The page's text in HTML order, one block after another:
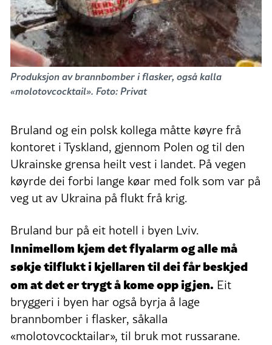
Produksjon av brannbomber i flasker, også kalla
«molotovcocktail». Foto: Privat
Bruland og ein polsk kollega måtte køyre frå
kontoret i Tyskland, gjennom Polen og til den
Ukrainske grensa heilt vest i landet. På vegen
køyrde dei forbi lange køar med folk som var på
veg ut av Ukraina på flukt frå krig.
Bruland bur på eit hotell i byen Lviv.
Innimellom kjem det flyalarm og alle må
søkje tilflukt i kjellaren til dei får beskjed
om at det er trygt å kome opp igjen. Eit
bryggeri i byen har også byrja å lage
brannbomber i flasker, såkalla
«molotovcocktailar», til bruk mot russarane.